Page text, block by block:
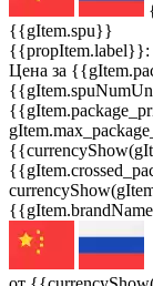
{{gItem.spu}}
Цена за